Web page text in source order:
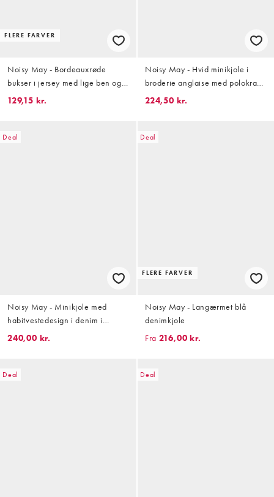
FLERE FARVER
Noisy May - Bordeauxrøde
bukser i jersey med lige ben og
hvide sidestribe
129,15 kr.
Noisy May - Hvid minikjole i
broderie anglaise med polokrave
og bindebånd fortil
224,50 kr.
Deal
Noisy May - Minikjole med
habitvestedesign i denim i
lyseblå vask
240,00 kr.
Deal
FLERE FARVER
Noisy May - Langærmet blå
denimkjole
Fra 216,00 kr.
Deal Deal